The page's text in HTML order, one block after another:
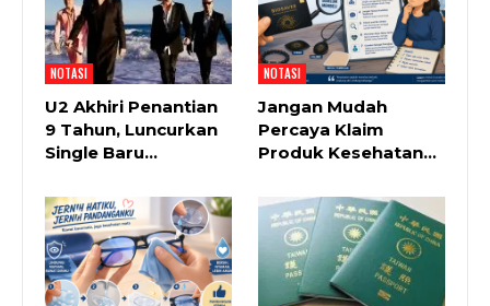
NOTASI
U2 Akhiri Penantian
9 Tahun, Luncurkan
Single Baru…
NOTASI
Jangan Mudah
Percaya Klaim
Produk Kesehatan…